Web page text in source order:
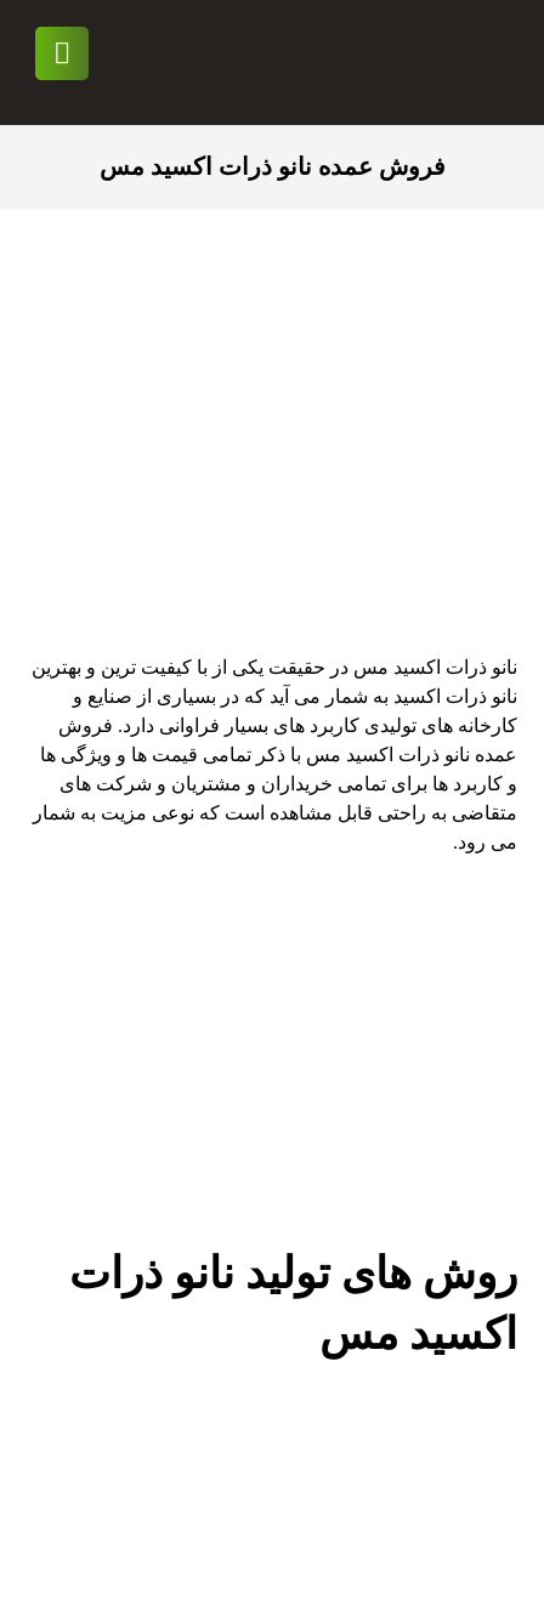
فروش عمده نانو ذرات اکسید مس
نانو ذرات اکسید مس در حقیقت یکی از با کیفیت ترین و بهترین
نانو ذرات اکسید به شمار می آید که در بسیاری از صنایع و
کارخانه های تولیدی کاربرد های بسیار فراوانی دارد. فروش
عمده نانو ذرات اکسید مس با ذکر تمامی قیمت ها و ویژگی ها
و کاربرد ها برای تمامی خریداران و مشتریان و شرکت های
متقاضی به راحتی قابل مشاهده است که نوعی مزیت به شمار
می رود.
روش های تولید نانو ذرات
اکسید مس